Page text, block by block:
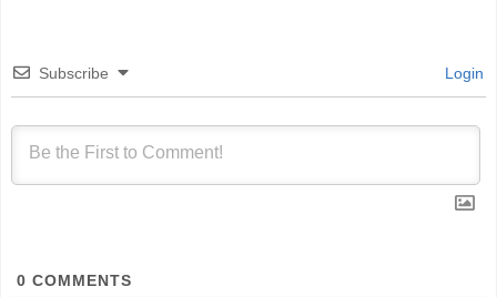
Subscribe Login
0 COMMENTS